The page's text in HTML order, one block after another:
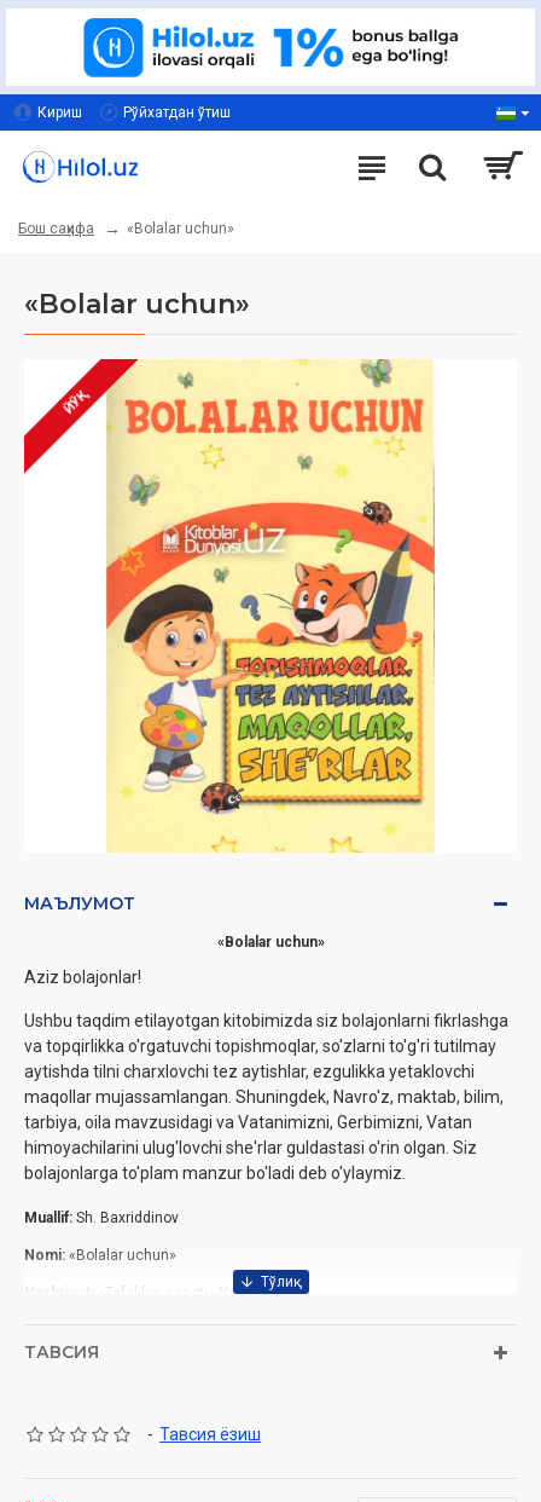
Кириш Рўйхатдан ўтиш
Бош саҳифа «Bolalar uchun»
«Bolalar uchun»
ЙЎҚ
МАЪЛУМОТ
«Bolalar uchun»
Aziz bolajonlar!
Ushbu taqdim etilayotgan kitobimizda siz bolajonlarni fikrlashga
va topqirlikka o'rgatuvchi topishmoqlar, so'zlarni to'g'ri tutilmay
aytishda tilni charxlovchi tez aytishlar, ezgulikka yetaklovchi
maqollar mujassamlangan. Shuningdek, Navro'z, maktab, bilim,
tarbiya, oila mavzusidagi va Vatanimizni, Gerbimizni, Vatan
himoyachilarini ulug'lovchi she'rlar guldastasi o'rin olgan. Siz
bolajonlarga to'plam manzur bo'ladi deb o'ylaymiz.
Muallif: Sh. Baxriddinov
Nomi: «Bolalar uchun»
Nashriyot: «Tafakkur qanoti» Nashriyoti
O'lchami: 84x108 1/32
ТАВСИЯ
- Тавсия ёзиш